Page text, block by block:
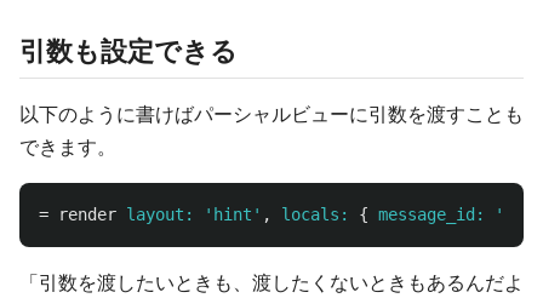
引数も設定できる
以下のように書けばパーシャルビューに引数を渡すことも
できます。
= render layout: 'hint' , locals: { message_id:
「引数を渡したいときも、渡したくないときもあるんだよ